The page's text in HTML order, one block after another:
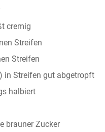
cremig
Streifen
Streifen
in Streifen gut abgetropft
halbiert
brauner Zucker